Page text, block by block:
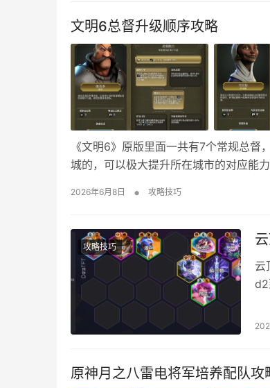
文明6总督升级顺序攻略
《文明6》原版里面一共有7个常规总
城的，可以极大提升所在城市的对应能
玛尼外交官 基础能力：可派遣至城邦…
2026年6月8日 • 攻略技巧
攻略技巧
云
d2
原神月之八雷电将军培养配队攻